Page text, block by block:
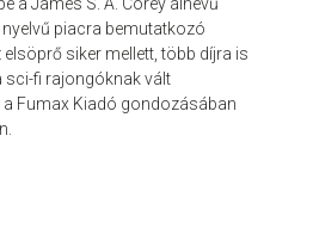
a James S. A. Corey álnevű
piacra bemutatkozó
elsöprő siker mellett, több díjra is
sci-fi rajongóknak vált
a Fumax Kiadó gondozásában